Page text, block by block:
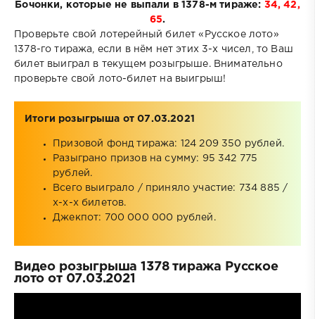
Бочонки, которые не выпали в 1378-м тираже: 34, 42,
65.
Проверьте свой лотерейный билет «Русское лото»
1378-го тиража, если в нём нет этих 3-х чисел, то Ваш
билет выиграл в текущем розыгрыше. Внимательно
проверьте свой лото-билет на выигрыш!
Итоги розыгрыша от 07.03.2021
Призовой фонд тиража: 124 209 350 рублей.
Разыграно призов на сумму: 95 342 775
рублей.
Всего выиграло / приняло участие: 734 885 /
x-x-x билетов.
Джекпот: 700 000 000 рублей.
Видео розыгрыша 1378 тиража Русское
лото от 07.03.2021